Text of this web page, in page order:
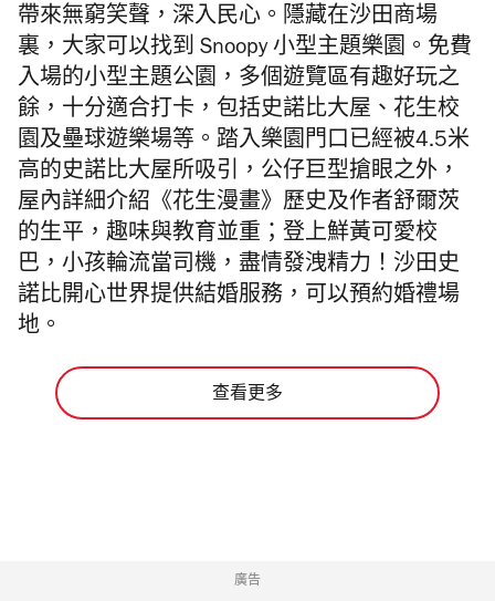
帶來無窮笑聲，深入民心。隱藏在沙田商場
裏，大家可以找到 Snoopy 小型主題樂園。免費
入場的小型主題公園，多個遊覽區有趣好玩之
餘，十分適合打卡，包括史諾比大屋、花生校
園及壘球遊樂場等。踏入樂園門口已經被4.5米
高的史諾比大屋所吸引，公仔巨型搶眼之外，
屋內詳細介紹《花生漫畫》歷史及作者舒爾茨
的生平，趣味與教育並重；登上鮮黃可愛校
巴，小孩輪流當司機，盡情發洩精力！沙田史
諾比開心世界提供結婚服務，可以預約婚禮場
地。
查看更多
廣告